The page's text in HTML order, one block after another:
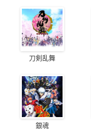
刀剣乱舞
銀魂